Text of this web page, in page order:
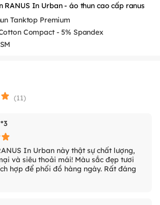
RANUS In Urban - áo thun cao cấp ranus
Tanktop Premium
Compact - 5% Spandex
(11)
In Urban này thật sự chất lượng,
và siêu thoải mái! Màu sắc đẹp tươi
hợp để phối đồ hàng ngày. Rất đáng